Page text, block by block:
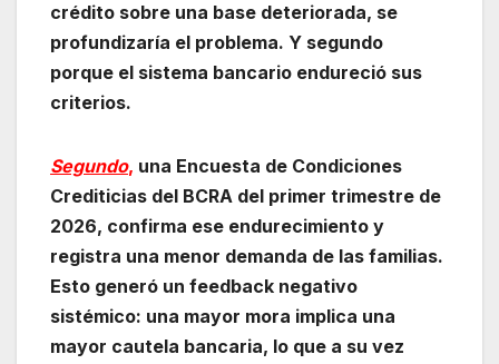
crédito sobre una base deteriorada, se
profundizaría el problema. Y segundo
porque el sistema bancario endureció sus
criterios.
Segundo, una Encuesta de Condiciones
Crediticias del BCRA del primer trimestre de
2026, confirma ese endurecimiento y
registra una menor demanda de las familias.
Esto generó un feedback negativo
sistémico: una mayor mora implica una
mayor cautela bancaria, lo que a su vez